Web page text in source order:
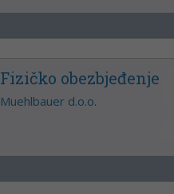
Fizičko obezbjeđenje
Muehlbauer d.o.o.